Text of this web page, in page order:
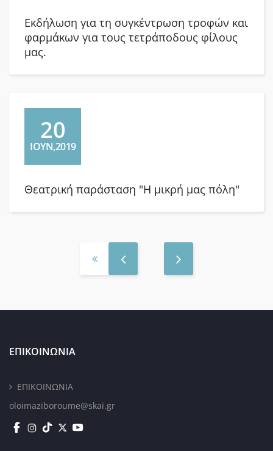
Εκδήλωση για τη συγκέντρωση τροφών και
φαρμάκων για τους τετράποδους φίλους
μας.
20
ΙΟΥΝ,2019
Θεατρική παράσταση "Η μικρή μας πόλη"
ΕΠΙΚΟΙΝΩΝΙΑ
ΕΠΙΚΟΙΝΩΝΙΑ
oloimaziboroume@skai.gr